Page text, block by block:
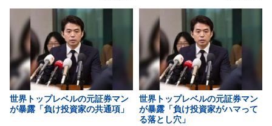
世界トップレベルの元証券マン
が暴露「負け投資家の共通項」
世界トップレベルの元証券マン
が暴露「負け投資家がハマって
る落とし穴」